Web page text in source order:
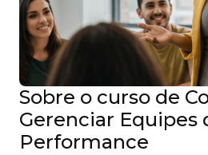
Sobre o curso de
Gerenciar Equipes
Performance